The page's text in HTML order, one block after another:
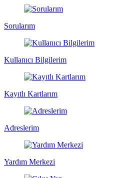
Sorularım
Kullanıcı Bilgilerim
Kayıtlı Kartlarım
Adreslerim
Yardım Merkezi